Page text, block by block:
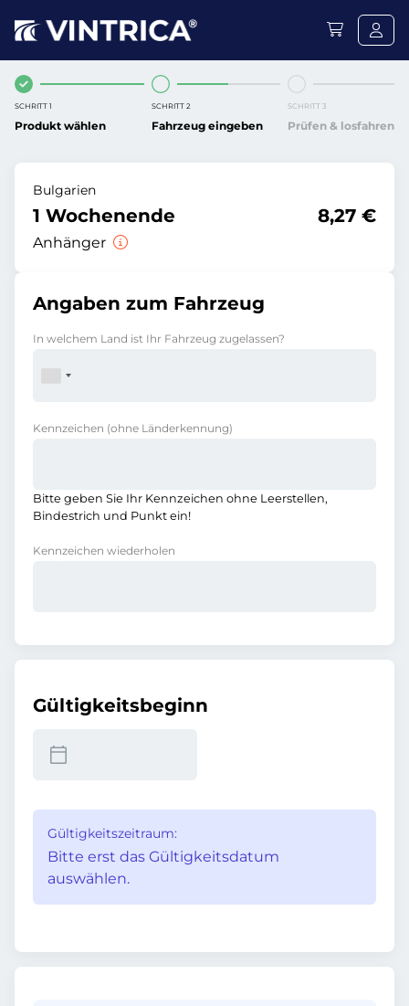
SCHRITT 1
Produkt wählen
SCHRITT 2
Fahrzeug eingeben
SCHRITT 3
Prüfen & losfahren
Bulgarien
1 Wochenende
Anhänger
8,27 €
Angaben zum Fahrzeug
In welchem Land ist Ihr Fahrzeug zugelassen?
Kennzeichen (ohne Länderkennung)
Bitte geben Sie Ihr Kennzeichen ohne Leerstellen,
Bindestrich und Punkt ein!
Kennzeichen wiederholen
Gültigkeitsbeginn
Gültigkeitszeitraum:
Bitte erst das Gültigkeitsdatum
auswählen.